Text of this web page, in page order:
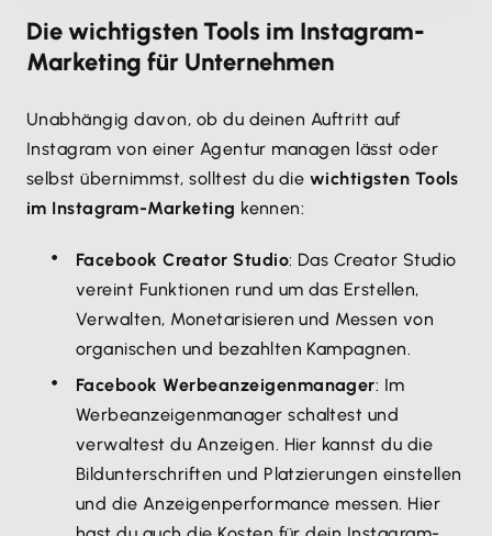
Die wichtigsten Tools im Instagram-
Marketing für Unternehmen
Unabhängig davon, ob du deinen Auftritt auf
Instagram von einer Agentur managen lässt oder
selbst übernimmst, solltest du die wichtigsten Tools
im Instagram-Marketing kennen:
Facebook Creator Studio: Das Creator Studio
vereint Funktionen rund um das Erstellen,
Verwalten, Monetarisieren und Messen von
organischen und bezahlten Kampagnen.
Facebook Werbeanzeigenmanager: Im
Werbeanzeigenmanager schaltest und
verwaltest du Anzeigen. Hier kannst du die
Bildunterschriften und Platzierungen einstellen
und die Anzeigenperformance messen. Hier